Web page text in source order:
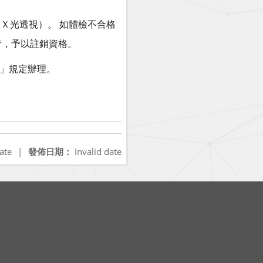
光透視）。 如體檢不合格
予以註銷資格。
規定辦理。
發佈日期： Invalid date
|